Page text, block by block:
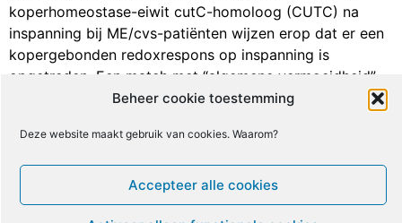
Beheer cookie toestemming
Deze website maakt gebruik van cookies. Waarom?
Accepteer alle cookies
koperhomeostase-eiwit cutC-homoloog (CUTC) na
inspanning bij ME/cvs-patiënten wijzen erop dat er een
kopergebonden redoxrespons op inspanning is
opgetreden. Een match met “algemene vermoeidheid”
geeft aan dat redoxstress een aanzienlijke impact heeft.